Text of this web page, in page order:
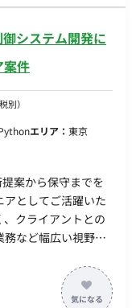
システム開発に
案件
別）
エリア： 東京
案から保守までを
としてご活躍いた
クライアントとの
など幅広い視野を
ログラム作成・デ